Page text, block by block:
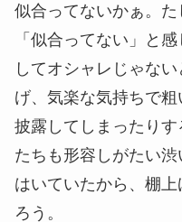
似合ってないかぁ。
「似合ってない」と
してオシャレじゃな
げ、気楽な気持ちで
披露してしまったり
たちも形容しがたい
はいていたから、棚
ろう。